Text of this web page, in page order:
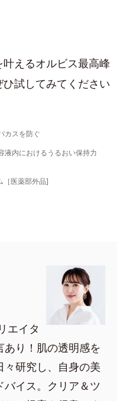
叶えるオルビス最高峰
試してみてください
カスを防ぐ
内におけるうるおい保持力
医薬部外品]
エイタ
り！肌の透明感を
々研究し、自身の美
イス。クリア＆ツ